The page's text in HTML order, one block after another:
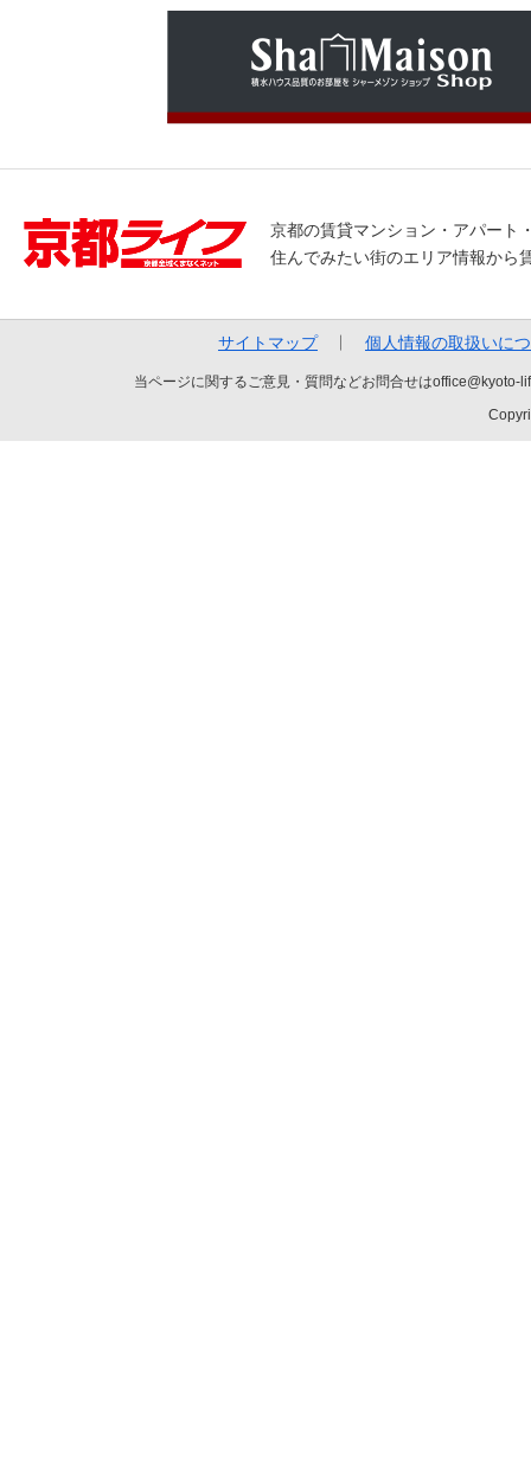
京都の賃貸マンション・アパート
住んでみたい街のエリア情報から
サイトマップ 個人情報の取扱いに
当ページに関するご意見・質問などお問合せは